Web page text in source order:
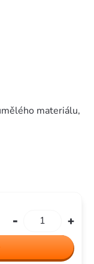
materiálu,